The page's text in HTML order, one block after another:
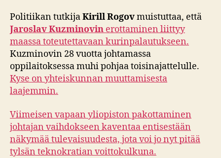
Politiikan tutkijaKirill Rogovmuistuttaa, että
Jaroslav Kuzminovin erottaminen liittyy
maassa toteutettavaan kurinpalautukseen.
Kuzminovin 28 vuotta johtamassa
oppilaitoksessa muhi pohjaa toisinajattelulle.
Kyse on yhteiskunnan muuttamisesta
laajemmin.
Viimeisen vapaan yliopiston pakottaminen
johtajan vaihdokseen kaventaa entisestään
näkymää tulevaisuudesta, jota voi jo nyt pitää
tylsän teknokratian voittokulkuna.